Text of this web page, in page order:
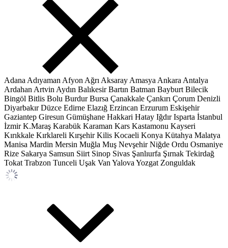
Adana Adıyaman Afyon Ağrı Aksaray Amasya Ankara Antalya
Ardahan Artvin Aydın Balıkesir Bartın Batman Bayburt Bilecik
Bingöl Bitlis Bolu Burdur Bursa Çanakkale Çankırı Çorum Denizli
Diyarbakır Düzce Edirne Elazığ Erzincan Erzurum Eskişehir
Gaziantep Giresun Gümüşhane Hakkari Hatay Iğdır Isparta İstanbul
İzmir K.Maraş Karabük Karaman Kars Kastamonu Kayseri
Kırıkkale Kırklareli Kırşehir Kilis Kocaeli Konya Kütahya Malatya
Manisa Mardin Mersin Muğla Muş Nevşehir Niğde Ordu Osmaniye
Rize Sakarya Samsun Siirt Sinop Sivas Şanlıurfa Şırnak Tekirdağ
Tokat Trabzon Tunceli Uşak Van Yalova Yozgat Zonguldak